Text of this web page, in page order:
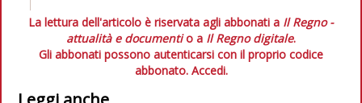
La lettura dell'articolo è riservata agli abbonati a Il Regno -
attualità e documentio a Il Regno digitale.
Gli abbonati possono autenticarsi con il proprio codice
abbonato. Accedi.